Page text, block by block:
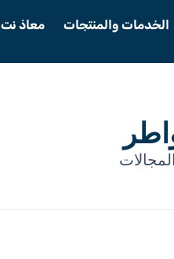
الخدمات والمنتجات معاذ نت